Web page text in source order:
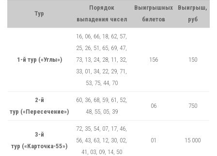
Тур
Порядок
выпадения чисел
Выигрышных
билетов
Выигрыш,
руб
1-й тур («Углы»)
16, 06, 66, 18, 62, 57,
25, 26, 51, 65, 69, 47,
73, 13, 24, 28, 11, 32,
33, 01, 34, 22, 29, 71,
53, 75, 44, 70
156 150
2-й
тур («Пересечение»)
60, 36, 68, 59, 61, 52,
48, 55, 05, 39
06 750
3-й
тур («Карточка-55»)
72, 35, 54, 07, 17, 46,
56, 43, 63, 12, 30, 02,
41, 03, 09, 14, 50
01 15 000